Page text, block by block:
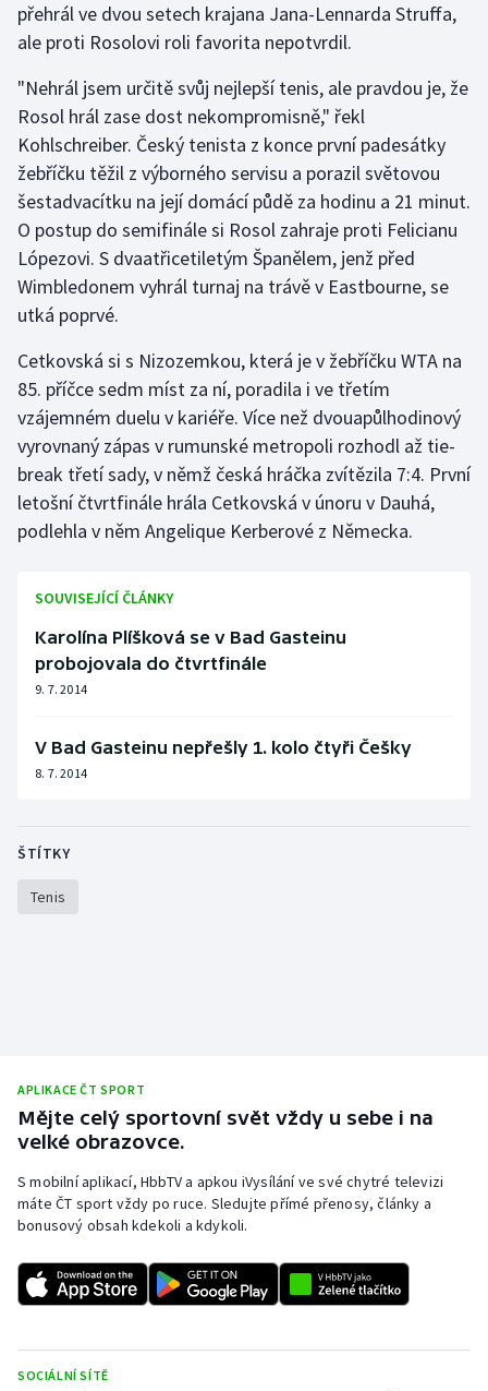
Házená
Judo
Krasobruslení
Lezení
Lyže a snowboard
Moderní pětiboj
Motorsport
Olympijské hry
Parasport
Plavání
Plážový volejbal
Ragby
Rychlobruslení
Rychlostní kanoistika
Sportovní střelba
Stolní tenis
Volejbal
přehrál ve dvou setech krajana Jana-Lennarda Struffa,
ale proti Rosolovi roli favorita nepotvrdil.
"Nehrál jsem určitě svůj nejlepší tenis, ale pravdou je, že
Rosol hrál zase dost nekompromisně," řekl
Kohlschreiber. Český tenista z konce první padesátky
žebříčku těžil z výborného servisu a porazil světovou
šestadvacítku na její domácí půdě za hodinu a 21 minut.
O postup do semifinále si Rosol zahraje proti Felicianu
Lópezovi. S dvaatřicetiletým Španělem, jenž před
Wimbledonem vyhrál turnaj na trávě v Eastbourne, se
utká poprvé.
Cetkovská si s Nizozemkou, která je v žebříčku WTA na
85. příčce sedm míst za ní, poradila i ve třetím
vzájemném duelu v kariéře. Více než dvouapůlhodinový
vyrovnaný zápas v rumunské metropoli rozhodl až tie-
break třetí sady, v němž česká hráčka zvítězila 7:4. První
letošní čtvrtfinále hrála Cetkovská v únoru v Dauhá,
podlehla v něm Angelique Kerberové z Německa.
SOUVISEJÍCÍ ČLÁNKY
Karolína Plíšková se v Bad Gasteinu
probojovala do čtvrtfinále
9. 7. 2014
V Bad Gasteinu nepřešly 1. kolo čtyři Češky
8. 7. 2014
ŠTÍTKY
Tenis
APLIKACE ČT SPORT
Mějte celý sportovní svět vždy u sebe i na
velké obrazovce.
S mobilní aplikací, HbbTV a apkou iVysílání ve své chytré televizi
máte ČT sport vždy po ruce. Sledujte přímé přenosy, články a
bonusový obsah kdekoli a kdykoli.
SOCIÁLNÍ SÍTĚ